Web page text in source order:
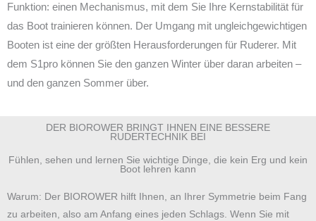
Funktion: einen Mechanismus, mit dem Sie Ihre Kernstabilität für
das Boot trainieren können. Der Umgang mit ungleichgewichtigen
Booten ist eine der größten Herausforderungen für Ruderer. Mit
dem S1pro können Sie den ganzen Winter über daran arbeiten –
und den ganzen Sommer über.
DER BIOROWER BRINGT IHNEN EINE BESSERE
RUDERTECHNIK BEI
Fühlen, sehen und lernen Sie wichtige Dinge, die kein Erg und kein
Boot lehren kann
Warum: Der BIOROWER hilft Ihnen, an Ihrer Symmetrie beim Fang
zu arbeiten, also am Anfang eines jeden Schlags. Wenn Sie mit